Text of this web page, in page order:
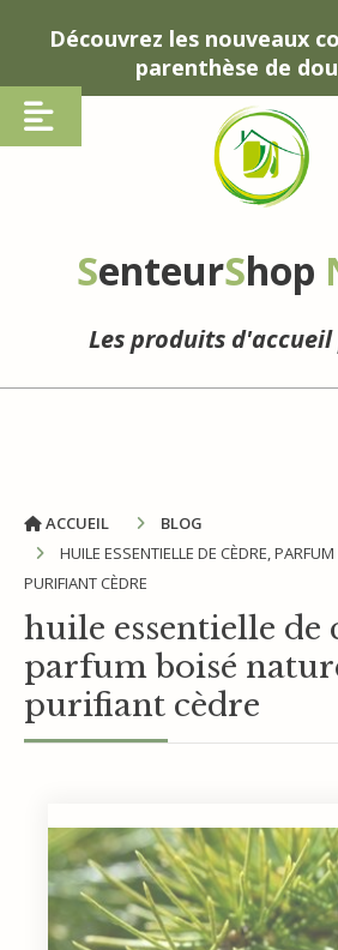
Découvrez les nouveaux
parenthèse de
SenteurShop
Les produits
ACCUEIL
BLOG
HUILE ESSENTIELLE DE CÈDRE,
PURIFIANT CÈDRE
huile essentielle de
parfum boisé
purifiant cèdre